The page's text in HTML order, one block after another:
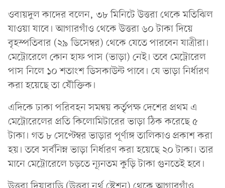
ওবায়দুল কাদের বলেন, ৩৮ মিনিটে উত্তরা থেকে মতিঝিল
যাওয়া যাবে। আগারগাঁও থেকে উত্তরা ৬০ টাকা দিয়ে
বৃহস্পতিবার (২৯ ডিসেম্বর) থেকে যেতে পারবেন যাত্রীরা।
মেট্রোরেলে কোন হাফ পাস (ভাড়া) নেই। তবে মেট্রোরেল
পাস নিলে ১০ শতাংশ ডিসকাউন্ট পাবে। যে ভাড়া নির্ধারণ
করা হয়েছে তা যৌক্তিক।
এদিকে ঢাকা পরিবহন সমন্বয় কর্তৃপক্ষ দেশের প্রথম এ
মেট্রোরেলের প্রতি কিলোমিটারের ভাড়া ঠিক করেছে ৫
টাকা। গত ৮ সেপ্টেম্বর ভাড়ার পূর্ণাঙ্গ তালিকাও প্রকাশ করা
হয়। তবে সর্বনিম্ন ভাড়া নির্ধারণ করা হয়েছে ২০ টাকা। তার
মানে মেট্রোরেলে চড়তে ন্যূনতম কুড়ি টাকা গুনতেই হবে।